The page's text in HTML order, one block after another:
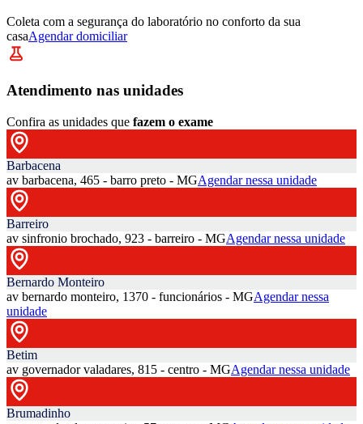
Coleta com a segurança do laboratório no conforto da sua
casaAgendar domiciliar
Atendimento nas unidades
Confira as unidades que fazem o exame
Barbacena
av barbacena, 465 - barro preto - MGAgendar nessa unidade
Barreiro
av sinfronio brochado, 923 - barreiro - MGAgendar nessa unidade
Bernardo Monteiro
av bernardo monteiro, 1370 - funcionários - MGAgendar nessa
unidade
Betim
av governador valadares, 815 - centro - MGAgendar nessa unidade
Brumadinho